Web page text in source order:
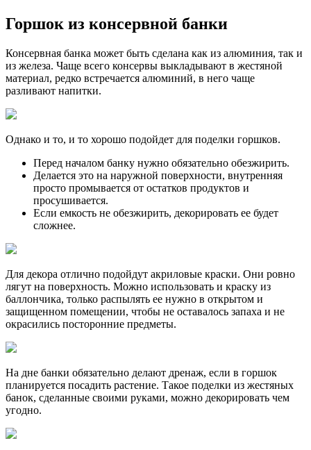
Горшок из консервной банки
Консервная банка может быть сделана как из алюминия, так и
из железа. Чаще всего консервы выкладывают в жестяной
материал, редко встречается алюминий, в него чаще
разливают напитки.
Однако и то, и то хорошо подойдет для поделки горшков.
Перед началом банку нужно обязательно обезжирить.
Делается это на наружной поверхности, внутренняя
просто промывается от остатков продуктов и
просушивается.
Если емкость не обезжирить, декорировать ее будет
сложнее.
Для декора отлично подойдут акриловые краски. Они ровно
лягут на поверхность. Можно использовать и краску из
баллончика, только распылять ее нужно в открытом и
защищенном помещении, чтобы не оставалось запаха и не
окрасились посторонние предметы.
На дне банки обязательно делают дренаж, если в горшок
планируется посадить растение. Такое поделки из жестяных
банок, сделанные своими руками, можно декорировать чем
угодно.